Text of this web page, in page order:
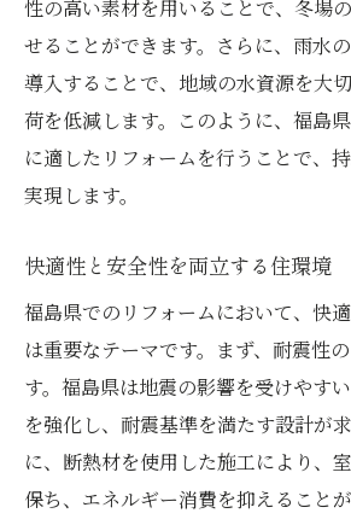
エコで快適な暮らしの提案
最新のエネルギー管理技術
福島県で考えるレジリエントハ
ムポイント
リフォーム計画の立て方
実際の施工事例から学ぶ
リフォームで得られる効果
長期的視点で考える住まい
住まいの価値を高める投資
福島県のリフォームで実現する
は
性の高い素材を用いることで、冬場
せることができます。さらに、雨水
導入することで、地域の水資源を大
荷を低減します。このように、福島
に適したリフォームを行うことで、
実現します。
快適性と安全性を両立する住環境
福島県でのリフォームにおいて、快
は重要なテーマです。まず、耐震性
す。福島県は地震の影響を受けやす
を強化し、耐震基準を満たす設計が
に、断熱材を使用した施工により、
保ち、エネルギー消費を抑えること